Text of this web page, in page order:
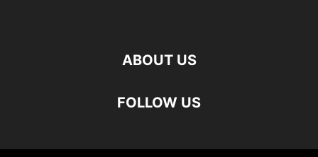
ABOUT US
FOLLOW US